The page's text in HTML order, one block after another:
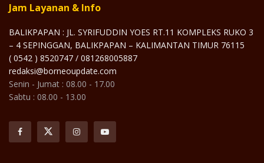
Jam Layanan & Info
BALIKPAPAN : JL. SYRIFUDDIN YOES RT.11 KOMPLEKS RUKO 3
– 4 SEPINGGAN, BALIKPAPAN – KALIMANTAN TIMUR 76115
( 0542 ) 8520747 / 081268005887
redaksi@borneoupdate.com
Senin - Jumat : 08.00 - 17.00
Sabtu : 08.00 - 13.00